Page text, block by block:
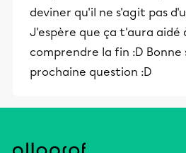
deviner qu'il ne s'agit pas
J'espère que ça t'aura aidé
comprendre la fin :D Bonne
prochaine question :D